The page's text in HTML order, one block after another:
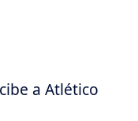
a Atlético